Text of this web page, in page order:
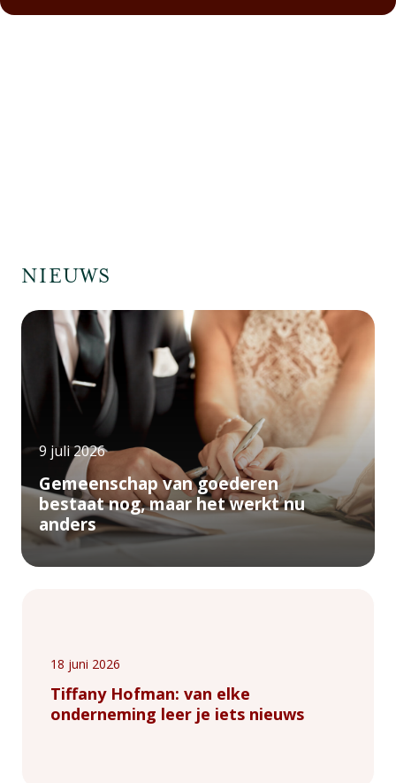
NIEUWS
9 juli 2026
Gemeenschap van goederen
bestaat nog, maar het werkt nu
anders
18 juni 2026
Tiffany Hofman: van elke
onderneming leer je iets nieuws